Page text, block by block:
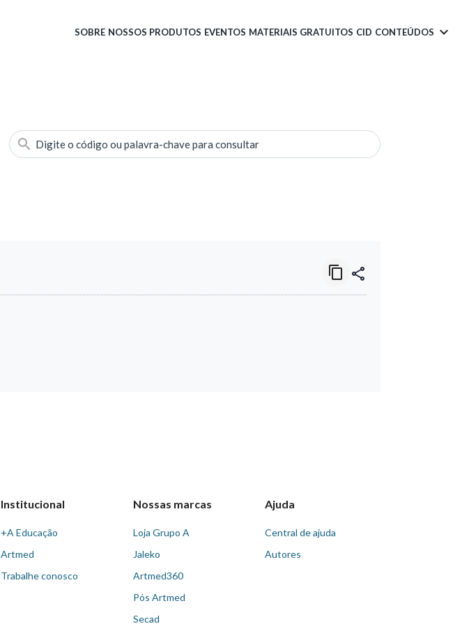
SOBRE NOSSOS PRODUTOS EVENTOS MATERIAIS GRATUITOS CID CONTEÚDOS
Digite o código ou palavra-chave para consultar
Institucional
+A Educação
Artmed
Trabalhe conosco
Nossas marcas
Loja Grupo A
Jaleko
Artmed360
Pós Artmed
Secad
Ajuda
Central de ajuda
Autores